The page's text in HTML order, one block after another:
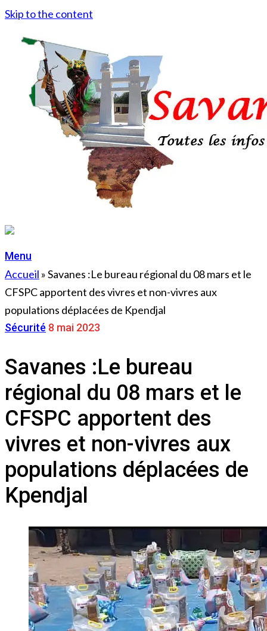
Skip to the content
Menu
Accueil »Savanes :Le bureau régional du 08 mars et le
CFSPC apportent des vivres et non-vivres aux
populations déplacées de Kpendjal
Sécurité 8 mai 2023
Savanes :Le bureau
régional du 08 mars et le
CFSPC apportent des
vivres et non-vivres aux
populations déplacées de
Kpendjal